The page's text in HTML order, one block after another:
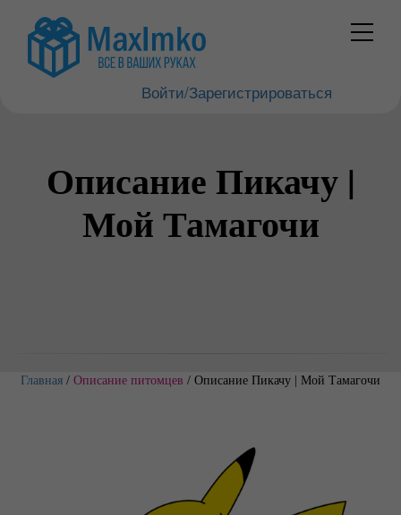
Войти/Зарегистрироваться
Описание Пикачу |
Мой Тамагочи
Главная / Описание питомцев / Описание Пикачу | Мой Тамагочи